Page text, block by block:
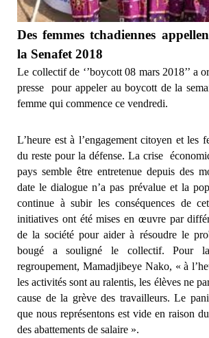
Des femmes tchadiennes
la Senafet 2018
Le collectif de ‘’boycott 08 mars 2018’’ a
presse
pour appeler au boycott de la
femme qui commence ce vendredi.
L’heure est à l’engagement citoyen et les
du reste pour la défense. La crise
pays semble être entretenue depuis des
date le dialogue n’a pas prévalue et la
continue à subir les conséquences de
initiatives ont été mises en œuvre par
de la société pour aider à résoudre le
bougé a souligné le collectif. Pour
regroupement, Mamadjibeye Nako, « à
les activités sont au ralentis, les élèves ne
cause de la grève des travailleurs. Le
que nous représentons est vide en raison
des abattements de salaire ».